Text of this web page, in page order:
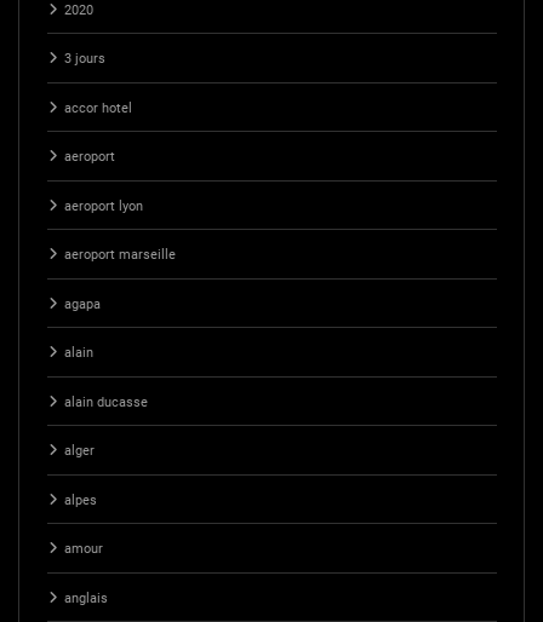
2020
3 jours
accor hotel
aeroport
aeroport lyon
aeroport marseille
agapa
alain
alain ducasse
alger
alpes
amour
anglais